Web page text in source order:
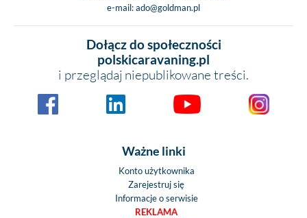
e-mail:ado@goldman.pl
Dołącz do społeczności
polskicaravaning.pl
i przeglądaj niepublikowane treści.
Ważne linki
Konto użytkownika
Zarejestruj się
Informacje o serwisie
REKLAMA